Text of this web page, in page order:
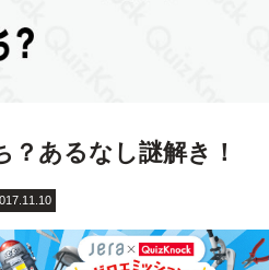
？あるなし謎解き！